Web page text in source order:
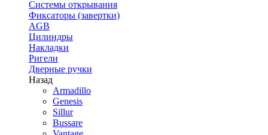
Системы открывания
Фиксаторы (завертки)
AGB
Цилиндры
Накладки
Ригели
Дверные ручки
Назад
Armadillo
Genesis
Sillur
Bussare